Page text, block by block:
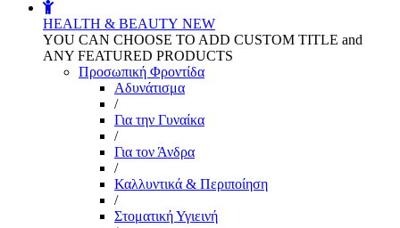
HEALTH & BEAUTY NEW
YOU CAN CHOOSE TO ADD CUSTOM TITLE and
ANY FEATURED PRODUCTS
Προσωπική Φροντίδα
Αδυνάτισμα
/
Για την Γυναίκα
/
Για τον Άνδρα
/
Καλλυντικά & Περιποίηση
/
Στοματική Υγιεινή